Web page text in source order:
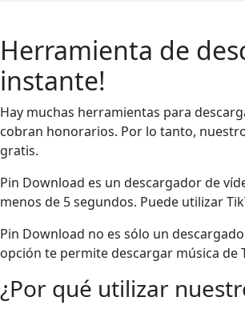
Herramienta de
instante!
Hay muchas herramientas para
cobran honorarios. Por lo tanto,
gratis.
Pin Download es un descargador de
menos de 5 segundos. Puede utilizar
Pin Download no es sólo un
opción te permite descargar música de
¿Por qué utilizar